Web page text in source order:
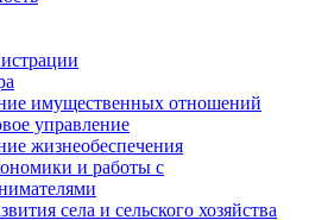
имущественных отношений
управление
жизнеобеспечения
и работы с
села и сельского хозяйства